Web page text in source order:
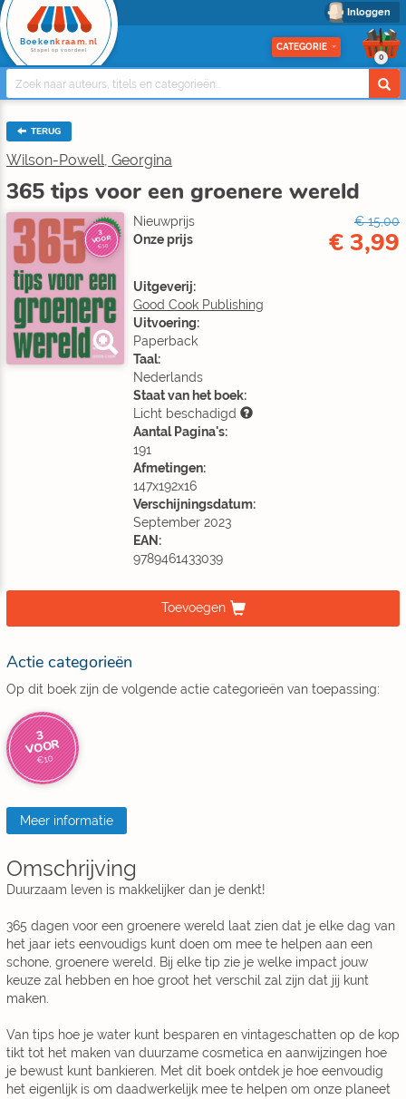
Inloggen
Boeken kraam.nl
Stapel op voordeel CATEGORIE
0
TERUG
Wilson-Powell, Georgina
365 tips voor een groenere wereld
3
VOOR
€10
Nieuwprijs
€ 15,00
Onze prijs
€ 3,99
Uitgeverij:
Good Cook Publishing
Uitvoering:
Paperback
Taal:
Nederlands
Staat van het boek:
Licht beschadigd
Aantal Pagina's:
191
Afmetingen:
147x192x16
Verschijningsdatum:
September 2023
EAN:
9789461433039
Toevoegen
Actie categorieën
Op dit boek zijn de volgende actie categorieën van toepassing:
3
VOOR
€10
Meer informatie
Omschrijving
Duurzaam leven is makkelijker dan je denkt!
365 dagen voor een groenere wereld laat zien dat je elke dag van
het jaar iets eenvoudigs kunt doen om mee te helpen aan een
schone, groenere wereld. Bij elke tip zie je welke impact jouw
keuze zal hebben en hoe groot het verschil zal zijn dat jij kunt
maken.
Van tips hoe je water kunt besparen en vintageschatten op de kop
tikt tot het maken van duurzame cosmetica en aanwijzingen hoe
je bewust kunt bankieren. Met dit boek ontdek je hoe eenvoudig
het eigenlijk is om daadwerkelijk mee te helpen om onze planeet